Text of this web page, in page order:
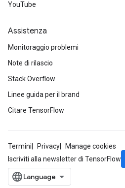
YouTube
Assistenza
Monitoraggio problemi
Note di rilascio
Stack Overflow
Linee guida per il brand
Citare TensorFlow
Termini Privacy
Manage cookies
Iscriviti alla newsletter di TensorFlow